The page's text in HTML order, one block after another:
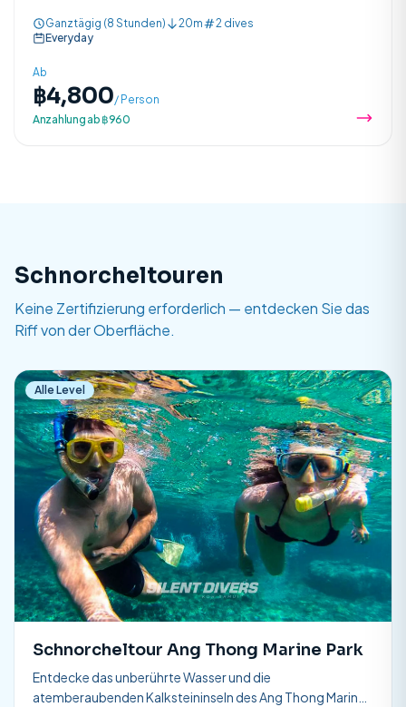
Ganztägig (8 Stunden) 20m
2 dives
Everyday
Ab
฿4,800/ Person
Anzahlung ab ฿960
Schnorcheltouren
Keine Zertifizierung erforderlich — entdecken Sie das
Riff von der Oberfläche.
Alle Level
Schnorcheltour Ang Thong Marine Park
Entdecke das unberührte Wasser und die
atemberaubenden Kalksteininseln des Ang Thong Marine